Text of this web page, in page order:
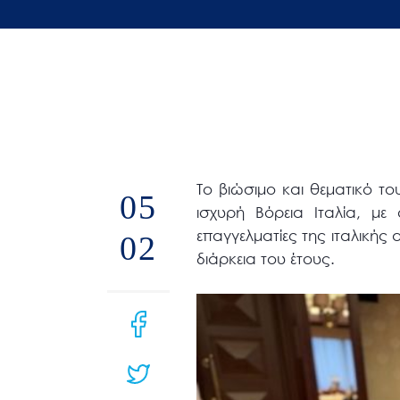
05
02
Το βιώσιμο και θεματικό
ισχυρή Βόρεια Ιταλία,
επαγγελματίες της
διάρκεια του έτους.